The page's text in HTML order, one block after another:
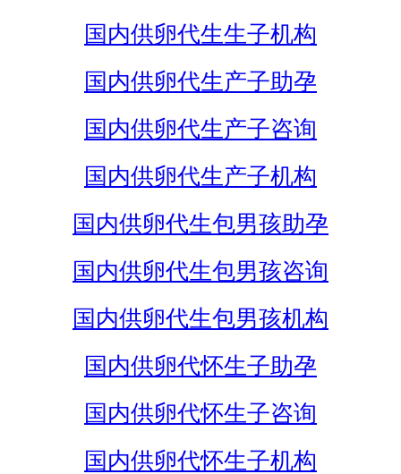
国内供卵代生生子机构
国内供卵代生产子助孕
国内供卵代生产子咨询
国内供卵代生产子机构
国内供卵代生包男孩助孕
国内供卵代生包男孩咨询
国内供卵代生包男孩机构
国内供卵代怀生子助孕
国内供卵代怀生子咨询
国内供卵代怀生子机构